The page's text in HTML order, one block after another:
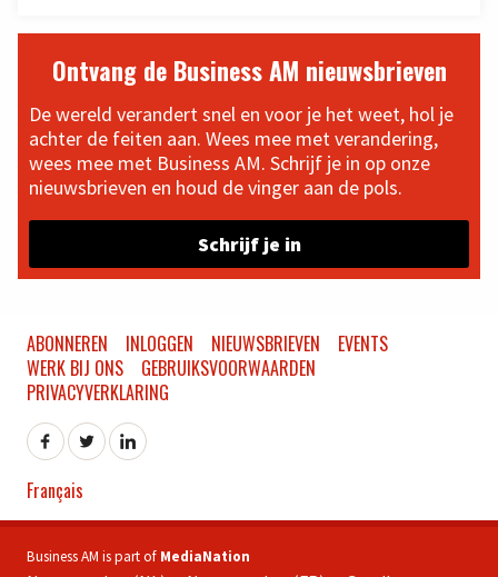
Ontvang de Business AM nieuwsbrieven
De wereld verandert snel en voor je het weet, hol je
achter de feiten aan. Wees mee met verandering,
wees mee met Business AM. Schrijf je in op onze
nieuwsbrieven en houd de vinger aan de pols.
Schrijf je in
ABONNEREN INLOGGEN NIEUWSBRIEVEN
EVENTS
WERK BIJ ONS
GEBRUIKSVOORWAARDEN
PRIVACYVERKLARING
Français
Business AM is part of MediaNation